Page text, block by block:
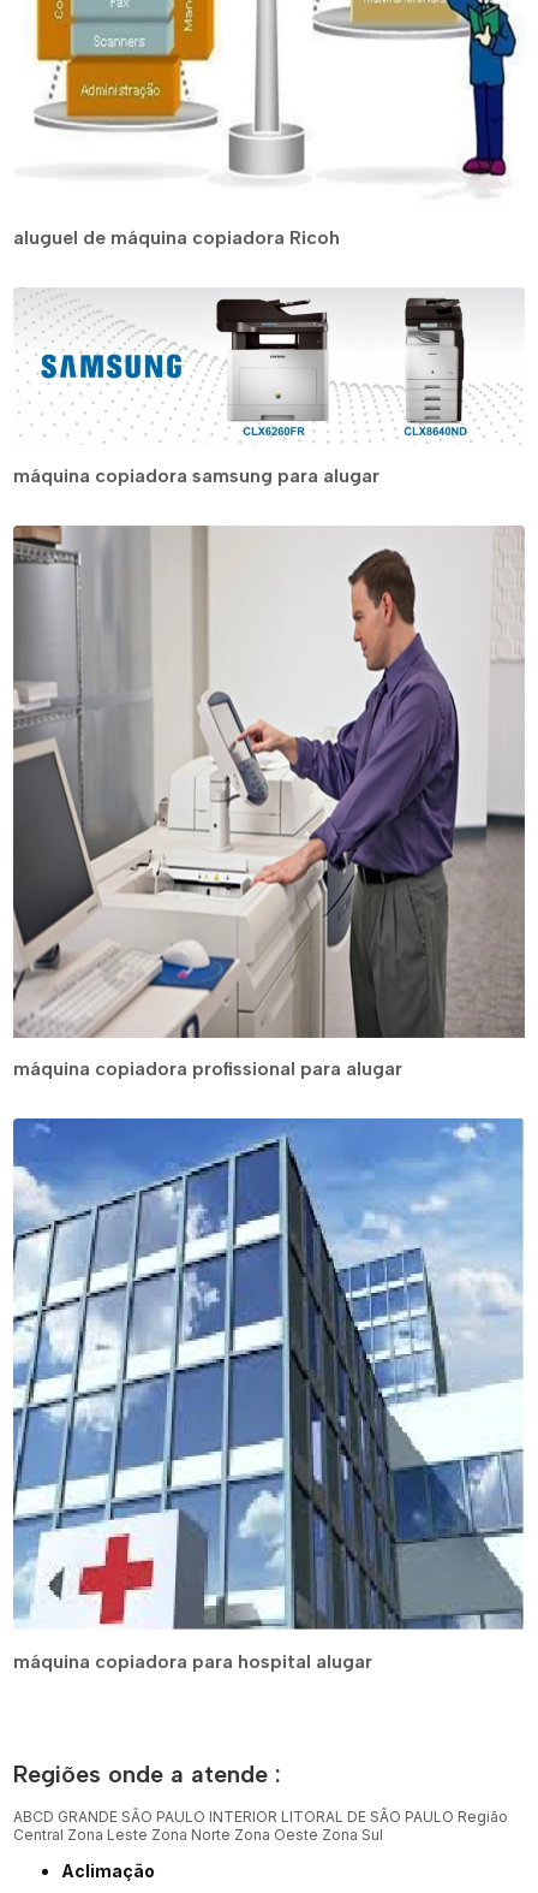
aluguel de máquina copiadora Ricoh
máquina copiadora samsung para alugar
máquina copiadora profissional para alugar
máquina copiadora para hospital alugar
Regiões onde a atende :
ABCD GRANDE SÃO PAULO INTERIOR LITORAL DE SÃO PAULO Região
Central Zona Leste Zona Norte Zona Oeste Zona Sul
Aclimação